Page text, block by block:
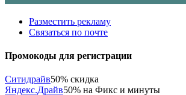
Разместить рекламу
Связаться по почте
Промокоды для регистрации
Ситидрайв50% скидка
Яндекс.Драйв50% на Фикс и минуты